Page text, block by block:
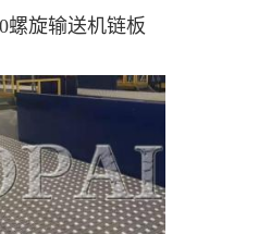
螺旋输送机链板